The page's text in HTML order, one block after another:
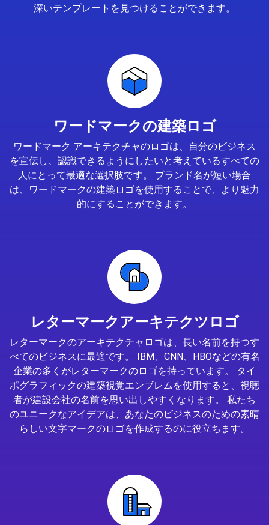
深いテンプレートを見つけることができます。
ワードマークの建築ロゴ
ワードマーク アーキテクチャのロゴは、自分のビジネス
を宣伝し、認識できるようにしたいと考えているすべての
人にとって最適な選択肢です。 ブランド名が短い場合
は、ワードマークの建築ロゴを使用することで、より魅力
的にすることができます。
レターマークアーキテクツロゴ
レターマークのアーキテクチャロゴは、長い名前を持つす
べてのビジネスに最適です。 IBM、CNN、HBOなどの有名
企業の多くがレターマークのロゴを持っています。 タイ
ポグラフィックの建築視覚エンブレムを使用すると、視聴
者が建設会社の名前を思い出しやすくなります。 私たち
のユニークなアイデアは、あなたのビジネスのための素晴
らしい文字マークのロゴを作成するのに役立ちます。